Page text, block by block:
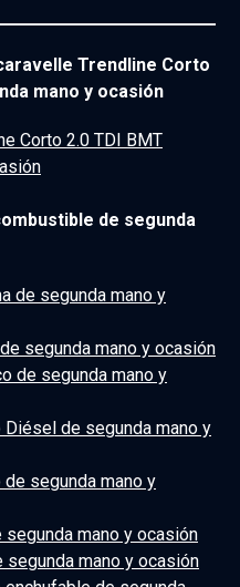
Trendline Corto
mano y ocasión
Corto 2.0 TDI BMT
de segunda
de segunda mano y
segunda mano y ocasión
de segunda mano y
de segunda mano y
segunda mano y
mano y ocasión
segunda mano y ocasión